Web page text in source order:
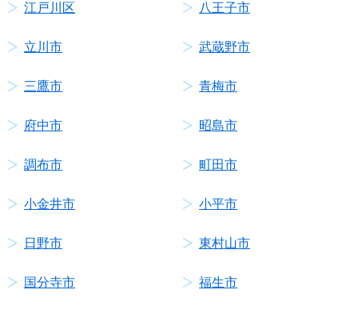
江戸川区 八王子市
立川市 武蔵野市
三鷹市 青梅市
府中市 昭島市
調布市 町田市
小金井市 小平市
日野市 東村山市
国分寺市 福生市